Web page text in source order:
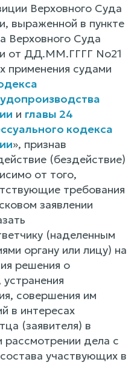
Верховного Суда
выраженной в пункте
Верховного Суда
от ДД.ММ.ГГГГ No21
применения судами
и главы 24
кодекса
», признав
(бездействие)
от того,
требования
заявлении
(наделенным
органу или лицу) на
решения о
совершения им
в интересах
(заявителя) в
рассмотрении дела с
участвующих в